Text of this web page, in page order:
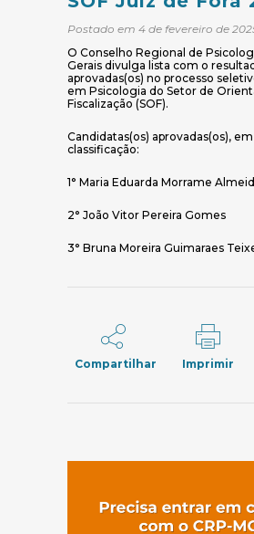
Postado em 4 de fevereiro de
O Conselho Regional de
Gerais divulga lista com o
aprovadas(os) no processo
em Psicologia do Setor de
Fiscalização (SOF).
Candidatas(os) aprovadas(os),
classificação:
1° Maria Eduarda Morrame
2° João Vitor Pereira Gomes
3° Bruna Moreira Guimaraes
Compartilhar Imprimir